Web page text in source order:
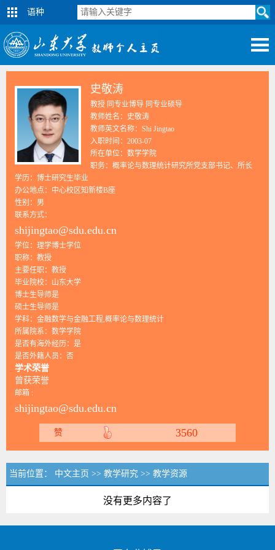
语种
史敬涛
教授 同专业博导 同专业硕导
教师姓名：史敬涛
教师英文名称：Shi Jingtao
入职时间：2003-07
所在单位：数学学院
职务：概率论与数理统计研究所党支部书记、所长
学历：博士研究生毕业
办公地点：中心校区知新楼B座
性别：男
联系方式：
shijingtao@sdu.edu.cn
学位：理学博士学位
职称：教授
主要任职：教授
毕业院校：山东大学
博士生导师是
硕士生导师是
学科：金融数学与金融工程,概率论与数理统计
所属院系：数学学院
是否有海外经历：是
是否外籍人员：否
学术荣誉
曾获荣誉
邮箱 :
shijingtao@sdu.edu.cn
赞 3560
当前位置： 中文主页 >> 教学研究 >> 教学资源
没有更多内容了